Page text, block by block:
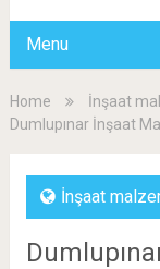
Menu
Home
İnşaat
Dumlupınar İnşaat
İnşaat